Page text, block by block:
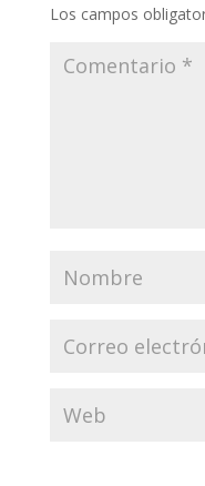
Los campos